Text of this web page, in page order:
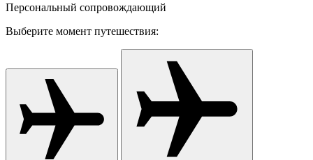
Персональный сопровождающий
Выберите момент путешествия: